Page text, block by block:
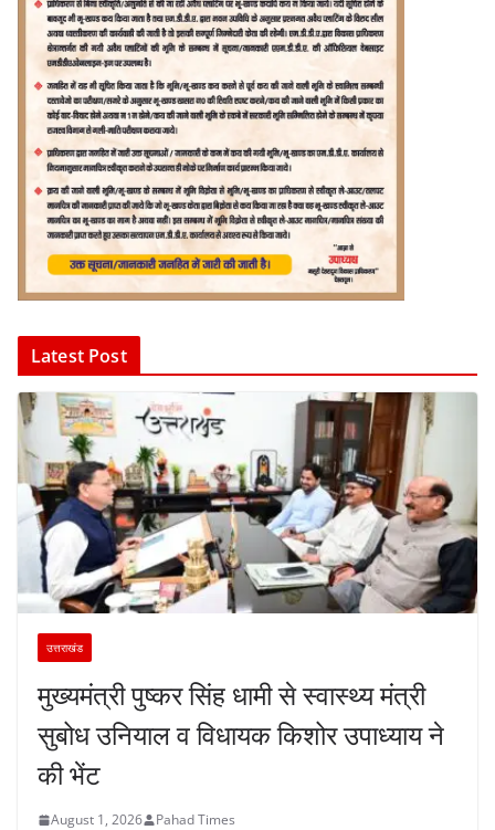
Latest Post
उत्तराखंड
मुख्यमंत्री पुष्कर सिंह धामी से स्वास्थ्य मंत्री
सुबोध उनियाल व विधायक किशोर उपाध्याय ने
की भेंट
August 1, 2026 Pahad Times